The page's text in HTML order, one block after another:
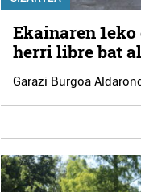
Ekainaren
herri libre bat
Garazi Burgoa